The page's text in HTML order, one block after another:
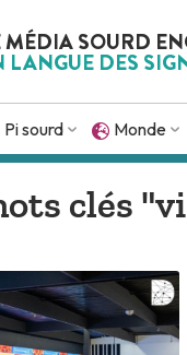
MÉDIA SOURD
LANGUE DES
Pi sourd Monde
clés